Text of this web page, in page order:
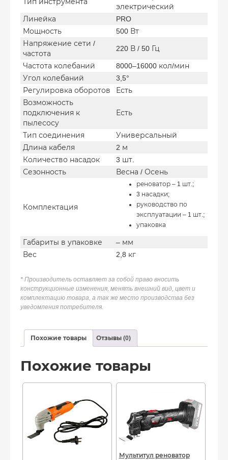
Тип инструмента
электрический
Линейка
PRO
Мощность
500 Вт
Напряжение сети /
частота
220 В / 50 Гц
Частота колебаний
8000–16000 кол/мин
Угол колебаний
3,5°
Регулировка оборотов
Есть
Возможность
подключения к
пылесосу
Есть
Тип соединения
Универсальный
Длина кабеля
2 м
Количество насадок
3 шт.
Сезонность
Весна / Осень
Комплектация
реноватор – 1 шт.;
3 насадки;
руководство по
эксплуатации – 1 шт.;
упаковка
Габариты в упаковке
– мм
Вес
2,8 кг
* Производитель оставляет за собой право вносить
конструкционные изменения, менять внешний вид, цвет и
комплектацию товара, а так же место производства без
уведомления потребителя.
Похожие товары Отзывы (0)
Похожие товары
Мультитул реноватор